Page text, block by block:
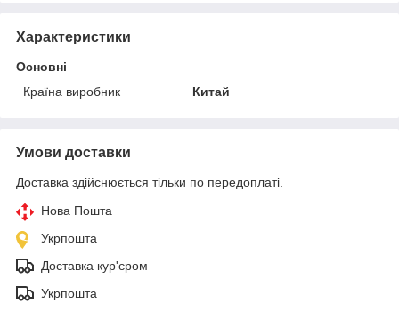
Характеристики
Основні
Країна виробник
Китай
Умови доставки
Доставка здійснюється тільки по передоплаті.
Нова Пошта
Укрпошта
Доставка кур'єром
Укрпошта